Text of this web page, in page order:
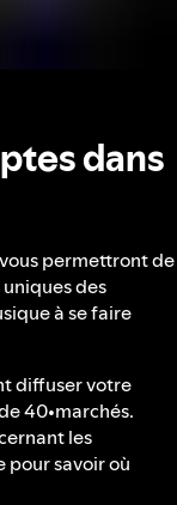
dans
permettront de
des
à se faire
diffuser votre
40•marchés.
les
pour savoir où